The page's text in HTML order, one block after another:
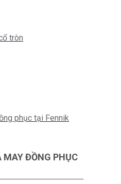
tròn
phục tại Fennik
ĐỒNG PHỤC